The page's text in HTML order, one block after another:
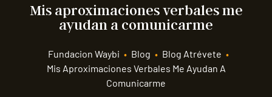
Mis aproximaciones verbales me
ayudan a comunicarme
Fundacion Waybi • Blog • Blog Atrévete •
Mis Aproximaciones Verbales Me Ayudan A
Comunicarme